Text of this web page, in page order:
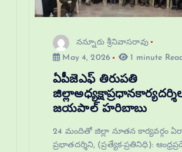
నన్నూరు శ్రీనివాసరావు
May 4, 2026
1 minute Read
ఏపీజెఎఫ్ తిరుపతి
జయపాల్ హరిబాబు
24 మందితో జిల్లా నూతన కార్యవర్గం
ప్రభాతదర్శిని, (ప్రత్యేక-ప్రతినిధి):